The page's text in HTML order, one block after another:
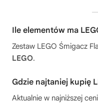
Ile elementów ma
Zestaw LEGO Śmigacz
LEGO.
Gdzie najtaniej kupię
Aktualnie w najniższej